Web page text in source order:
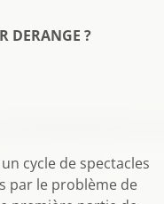
DERANGE ?
cycle de spectacles
par le problème de